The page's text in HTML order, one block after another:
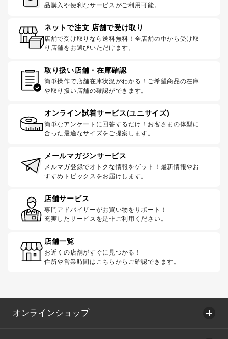
品購入や便利なサービスがご利用可能。
ネットで注文 店舗で受け取り
店舗で受け取りなら送料無料！全店舗の中から受け取
り店舗をお選びいただけます。
取り扱い店舗・在庫確認
簡単操作で店舗在庫状況がわかる！ご希望商品の在庫
や取り扱い店舗の確認ができます。
オンライン試着サービス(ユニサイズ)
簡単なアンケートに回答するだけ！お客さまの体型に
合った最適なサイズをご提案します。
メールマガジンサービス
メルマガ登録でオトクな情報をゲット！最新情報やお
すすめトピックスをお届けします。
店舗サービス
専門アドバイザーがお買い物をサポート！
充実したサービスを是非ご利用ください。
店舗一覧
お近くの店舗がすぐに見つかる！
住所や営業時間はこちらからご確認できます。
オンラインショップ